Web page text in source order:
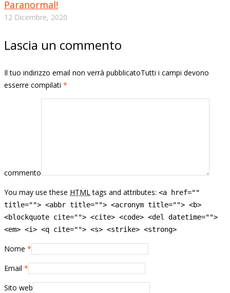
Paranormal!
12 Dicembre, 2020
Lascia un commento
Il tuo indirizzo email non verrà pubblicatoTutti i campi devono
esserre compilati *
commento
You may use these HTML tags and attributes: <a href=""
title=""> <abbr title=""> <acronym title=""> <b>
<blockquote cite=""> <cite> <code> <del datetime="">
<em> <i> <q cite=""> <s> <strike> <strong>
Nome *
Email *
Sito web